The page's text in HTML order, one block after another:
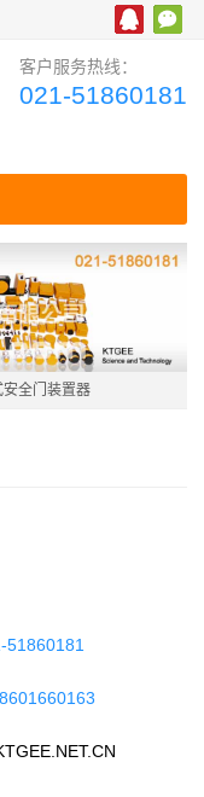
客户服务热线：
021-51860181
全门装置器
51860181